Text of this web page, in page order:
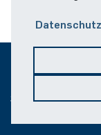
Sitemap
Dr. Benjamin
Bufan Li